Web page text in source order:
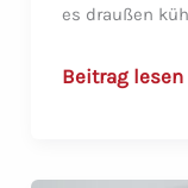
es draußen
Kartoffel-
im
Beitrag lesen